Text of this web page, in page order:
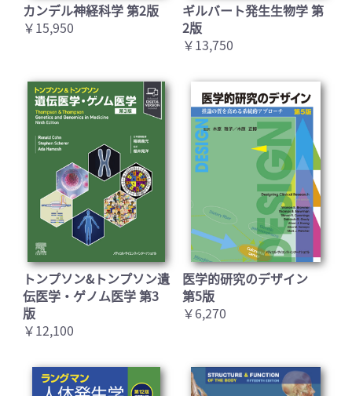
カンデル神経科学 第2版
￥15,950
ギルバート発生生物学 第
2版
￥13,750
トンプソン&トンプソン遺
伝医学・ゲノム医学 第3
版
￥12,100
医学的研究のデザイン
第5版
￥6,270